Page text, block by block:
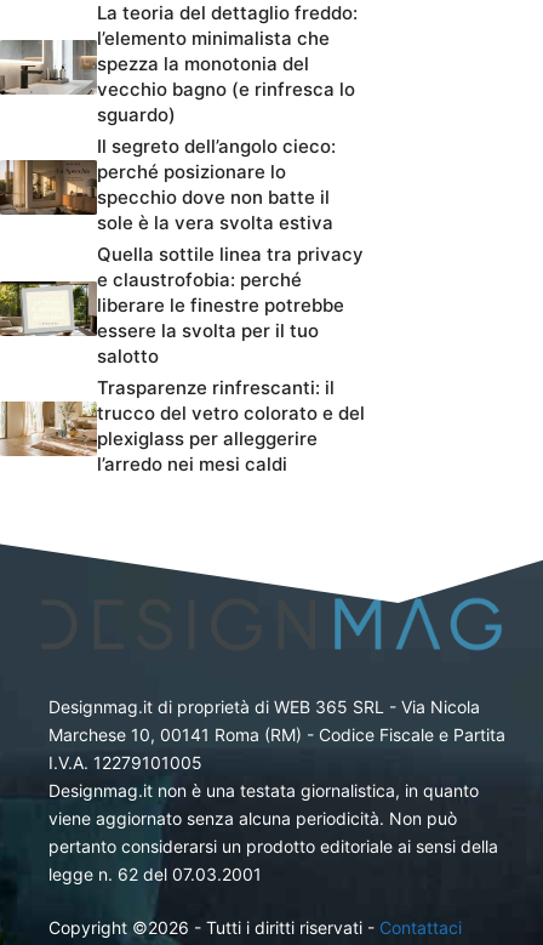
La teoria del dettaglio freddo:
l’elemento minimalista che
spezza la monotonia del
vecchio bagno (e rinfresca lo
sguardo)
Il segreto dell’angolo cieco:
perché posizionare lo
specchio dove non batte il
sole è la vera svolta estiva
Quella sottile linea tra privacy
e claustrofobia: perché
liberare le finestre potrebbe
essere la svolta per il tuo
salotto
Trasparenze rinfrescanti: il
trucco del vetro colorato e del
plexiglass per alleggerire
l’arredo nei mesi caldi
Designmag.it di proprietà di WEB 365 SRL - Via Nicola
Marchese 10, 00141 Roma (RM) - Codice Fiscale e Partita
I.V.A. 12279101005
Designmag.it non è una testata giornalistica, in quanto
viene aggiornato senza alcuna periodicità. Non può
pertanto considerarsi un prodotto editoriale ai sensi della
legge n. 62 del 07.03.2001
Copyright ©2026 - Tutti i diritti riservati - Contattaci